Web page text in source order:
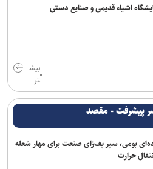
موشک‌های پاتریوت به کشورهای حاشیه
در مرز عراق و سوریه را رصد می‌کند
ایران با شتاب مضاعف ادامه می‌یابد
با روایت‌سازی دشمن نقش مهمی دارند
جنوب این کشور خارج شود
اشیاء قدیمی و صنایع دستی
بیش
تر
پیشرفت - مقصد
بومی، سپر پف‌زای صنعت برای مهار شعله
حرارت